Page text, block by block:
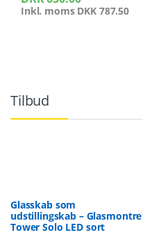
Inkl. moms DKK 787.50
Tilbud
Glasskab som
udstillingskab – Glasmontre
Tower Solo LED sort